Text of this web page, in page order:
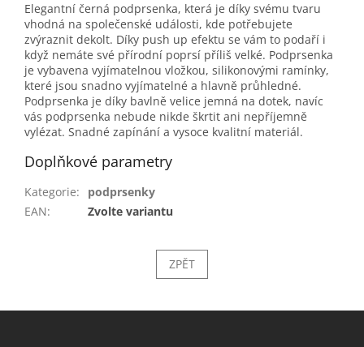
Elegantní černá podprsenka, která je díky svému tvaru
vhodná na společenské události, kde potřebujete
zvýraznit dekolt. Díky push up efektu se vám to podaří i
když nemáte své přírodní poprsí příliš velké. Podprsenka
je vybavena vyjímatelnou vložkou, silikonovými ramínky,
které jsou snadno vyjímatelné a hlavně průhledné.
Podprsenka je díky bavlně velice jemná na dotek, navíc
vás podprsenka nebude nikde škrtit ani nepříjemně
vylézat. Snadné zapínání a vysoce kvalitní materiál.
Doplňkové parametry
Kategorie:
podprsenky
EAN: Zvolte variantu
ZPĚT